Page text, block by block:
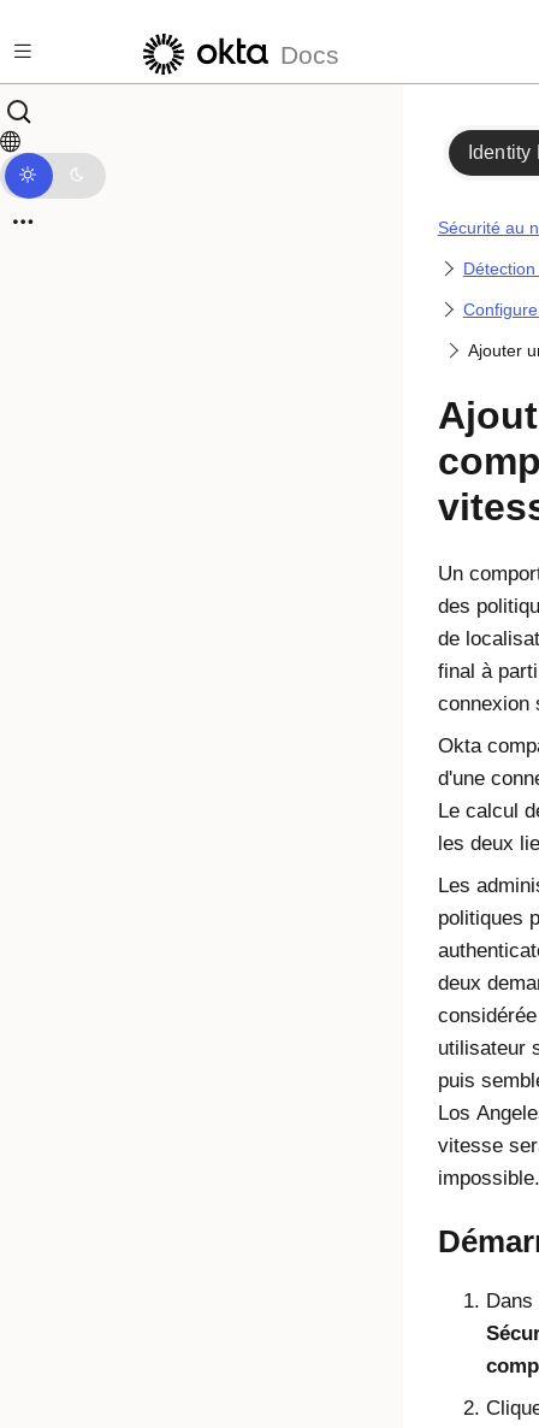
Docs
Identity
Sécurité au
Ajouter
Un
des
de
final à
connexion
Okta
d'une
Le calcul
les deux
Les
politiques
deux
utilisateur
puis
Los
vitesse
impossible.
Dans